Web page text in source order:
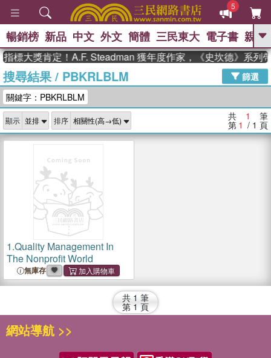
5
GO
熱搜： 高希均教授回憶錄
、 The Odyssey 、 父親節 、 如果歷
獎 臺灣漫遊錄 、 方念華 、 台灣的李
登輝時代
數學女孩：黎曼猜想 、
偉大的迷走神經
暢銷榜 新品 中文 外文 簡體 三民東大 電子書 親子
標大獎肯定！A.F. Steadman 獲年度作家，《史坎德》系列
搜尋結果/ PBKRLBLM
篩選
關鍵字：PBKRLBLM
顯示 排序 共 1 筆
第 1 / 1 頁
1.Quality Management In
The Nonprofit World
無庫存
共 1 筆
第 1 頁
網站導航 >>